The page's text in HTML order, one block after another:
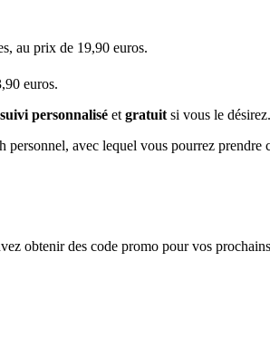
au prix de 19,90 euros.
euros.
suivi personnalisé et gratuit si vous le désirez.
personnel, avec lequel vous pourrez prendre
obtenir des code promo pour vos